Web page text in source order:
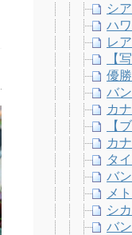
シ
ハ
レ
【
優
バ
カ
【
カ
タ
バ
メ
シ
バ